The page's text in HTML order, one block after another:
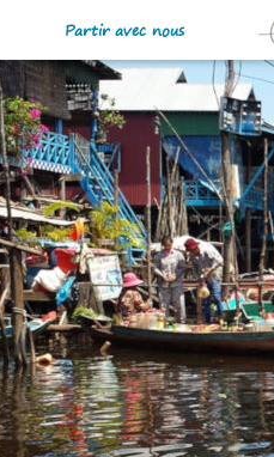
Partir avec nous